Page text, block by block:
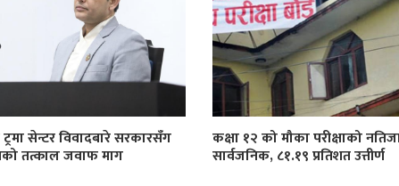
सेन्टर विवादबारे सरकारसँग
तत्काल जवाफ माग
कक्षा १२ को मौका परीक्षाको
सार्वजनिक, ८१.१९ प्रतिशत उत्तीर्ण